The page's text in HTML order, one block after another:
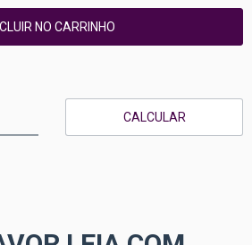
CALCULAR